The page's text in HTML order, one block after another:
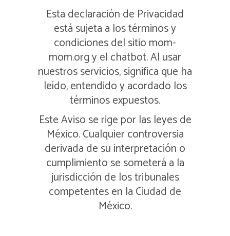
Esta declaración de Privacidad
está sujeta a los términos y
condiciones del sitio mom-
mom.org y el chatbot. Al usar
nuestros servicios, significa que ha
leído, entendido y acordado los
términos expuestos.
Este Aviso se rige por las leyes de
México. Cualquier controversia
derivada de su interpretación o
cumplimiento se someterá a la
jurisdicción de los tribunales
competentes en la Ciudad de
México.